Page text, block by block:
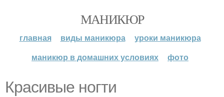
МАНИКЮР
главная виды маникюра
уроки маникюра
маникюр в домашних условиях
фото
Красивые ногти